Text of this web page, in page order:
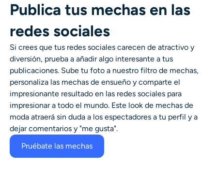
Publica tus mechas en las
redes sociales
Si crees que tus redes sociales carecen de atractivo y
diversión, prueba a añadir algo interesante a tus
publicaciones. Sube tu foto a nuestro filtro de mechas,
personaliza las mechas de ensueño y comparte el
impresionante resultado en las redes sociales para
impresionar a todo el mundo. Este look de mechas de
moda atraerá sin duda a los espectadores a tu perfil y a
dejar comentarios y "me gusta".
Pruébate las mechas